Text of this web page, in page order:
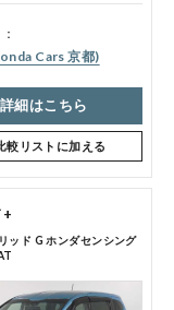
Cars 京都)
詳細はこちら
較リストに加える
ッド G ホンダセンシング